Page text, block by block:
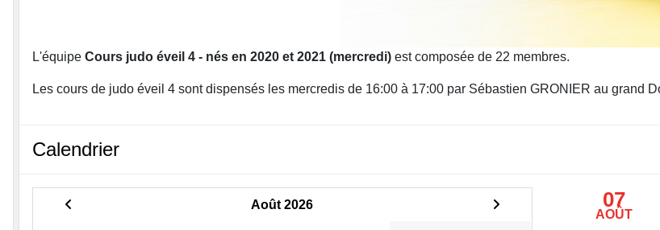
L'équipe Cours judo éveil 4 - nés en 2020 et 2021 (mercredi) est composée de 22 membres.
Les cours de judo éveil 4 sont dispensés les mercredis de 16:00 à 17:00 par Sébastien GRONIER au grand
Calendrier
Août 2026 07
AOÛT